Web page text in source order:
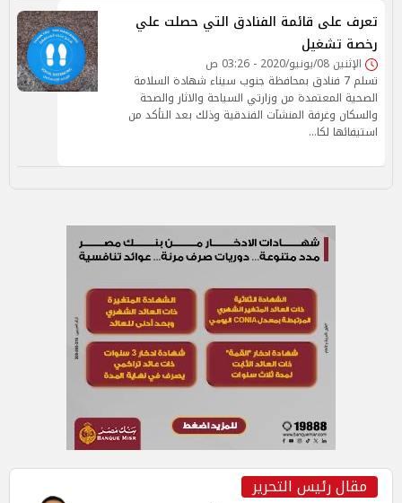
تعرف على قائمة الفنادق التي حصلت علي
رخصة تشغيل
الإثنين 08/يونيو/2020 - 03:26 ص
تسلم 7 فنادق بمحافظة جنوب سيناء شهادة السلامة
الصحية المعتمدة من وزارتي السياحة والاثار والصحة
والسكان وغرفة المنشآت الفندقية وذلك بعد التأكد من
استيفائها لكا…
مقال رئيس التحرير